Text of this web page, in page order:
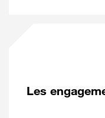
Les